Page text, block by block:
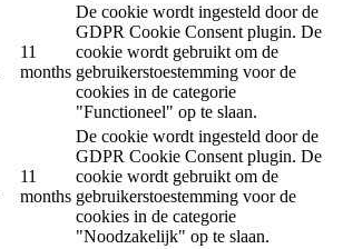
11
months
De cookie wordt ingesteld door de
GDPR Cookie Consent plugin. De
cookie wordt gebruikt om de
gebruikerstoestemming voor de
cookies in de categorie
"Functioneel" op te slaan.
11
months
De cookie wordt ingesteld door de
GDPR Cookie Consent plugin. De
cookie wordt gebruikt om de
gebruikerstoestemming voor de
cookies in de categorie
"Noodzakelijk" op te slaan.